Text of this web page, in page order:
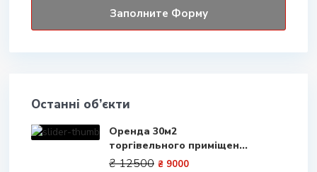
Останні об’єкти
Оренда 30м2
торгівельного приміщен...
₴ 12500 ₴ 9000